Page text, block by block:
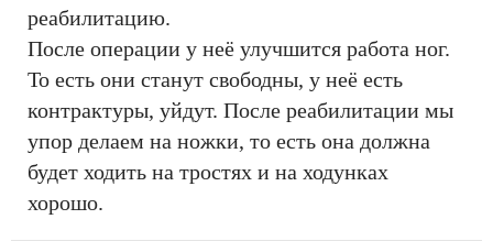
реабилитацию.
После операции у неё улучшится работа ног.
То есть они станут свободны, у неё есть
контрактуры, уйдут. После реабилитации мы
упор делаем на ножки, то есть она должна
будет ходить на тростях и на ходунках
хорошо.